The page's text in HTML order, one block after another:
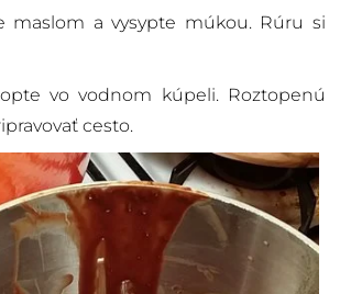
maslom a vysypte múkou. Rúru si
vo vodnom kúpeli. Roztopenú
cesto.